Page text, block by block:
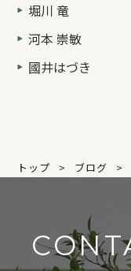
堀川 竜
河本 崇敏
國井はづき
トップ ブログ